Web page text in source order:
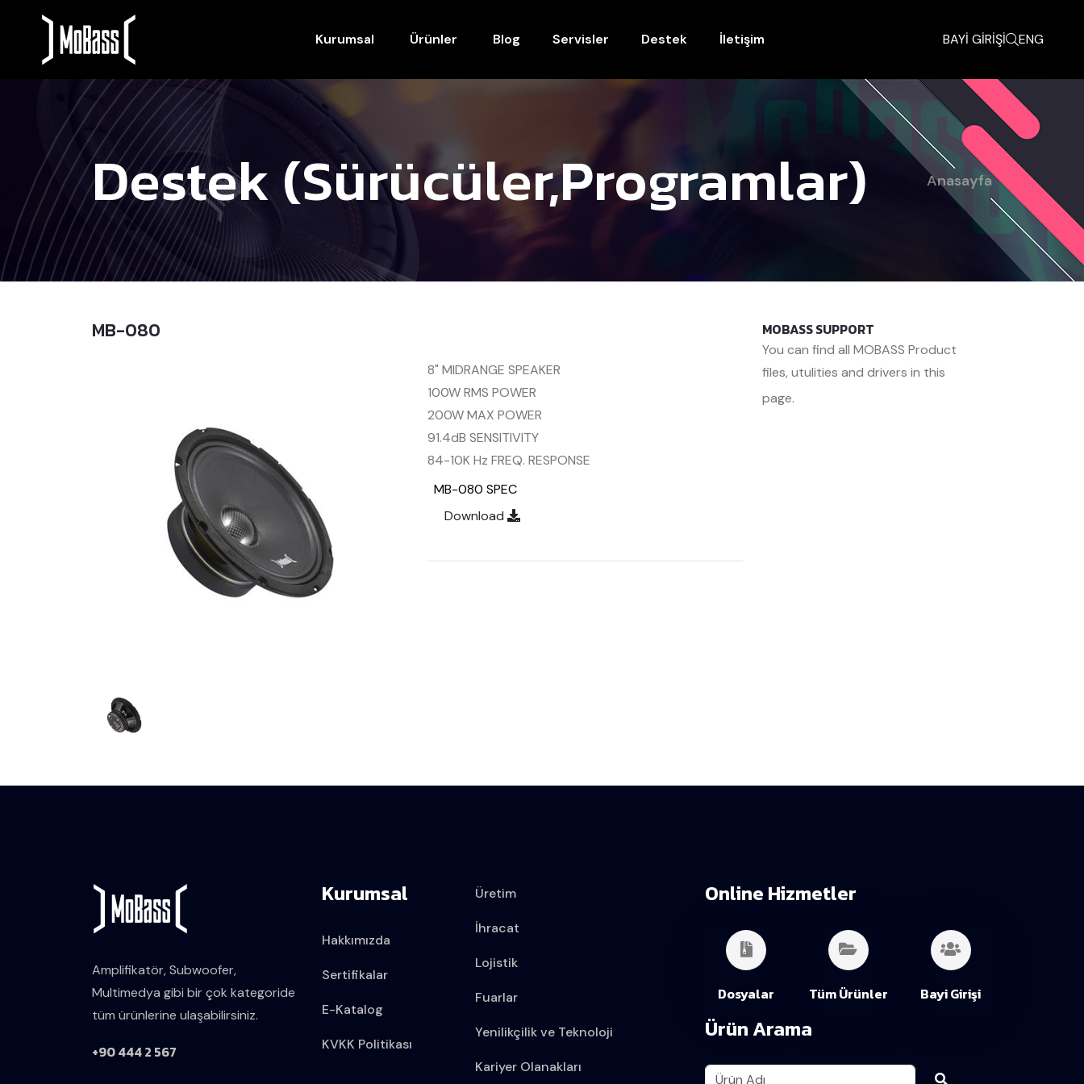
Kurumsal Ürünler Blog Servisler Destek İletişim BAYİ GİRİŞİ ENG
Destek (Sürücüler,programlar) Anasayfa
MB-080
8" MIDRANGE SPEAKER
100W RMS POWER
200W MAX POWER
91.4dB SENSITIVITY
84-10K Hz FREQ. RESPONSE
MB-080 SPEC
Download
MOBASS SUPPORT
You can find all MOBASS Product
files, utulities and drivers in this
page.
Amplifikatör, Subwoofer,
Multimedya gibi bir çok kategoride
tüm ürünlerine ulaşabilirsiniz.
+90 444 2 567
Kurumsal
Hakkımızda
Sertifikalar
E-Katalog
KVKK Politikası
Üretim
İhracat
Lojistik
Fuarlar
Yenilikçilik ve Teknoloji
Kariyer Olanakları
Online Hizmetler
Dosyalar Tüm Ürünler Bayi Girişi
Ürün Arama